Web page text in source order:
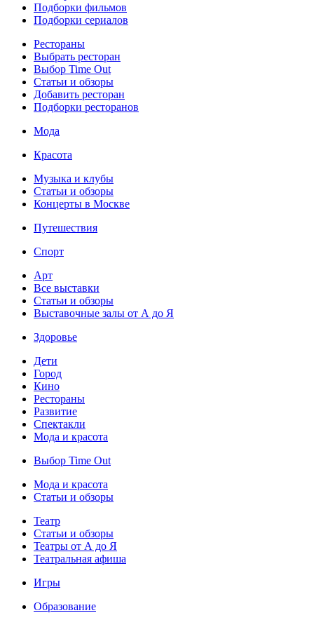
Подборки фильмов
Подборки сериалов
Рестораны
Выбрать ресторан
Выбор Time Out
Статьи и обзоры
Добавить ресторан
Подборки ресторанов
Мода
Красота
Музыка и клубы
Статьи и обзоры
Концерты в Москве
Путешествия
Спорт
Арт
Все выставки
Статьи и обзоры
Выставочные залы от А до Я
Здоровье
Дети
Город
Кино
Рестораны
Развитие
Спектакли
Мода и красота
Выбор Time Out
Мода и красота
Статьи и обзоры
Театр
Статьи и обзоры
Театры от А до Я
Театральная афиша
Игры
Образование